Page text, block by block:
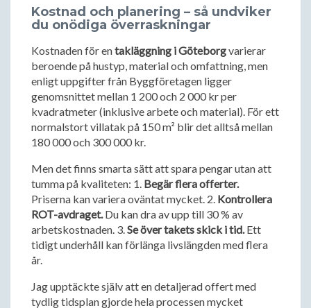
Kostnad och planering – så undviker
du onödiga överraskningar
Kostnaden för entakläggning i Göteborgvarierar
beroende på hustyp, material och omfattning, men
enligt uppgifter från Byggföretagen ligger
genomsnittet mellan 1 200 och 2 000 kr per
kvadratmeter (inklusive arbete och material). För ett
normalstort villatak på 150 m² blir det alltså mellan
180 000 och 300 000 kr.
Men det finns smarta sätt att spara pengar utan att
tumma på kvaliteten: 1. Begär flera offerter.
Priserna kan variera oväntat mycket. 2. Kontrollera
ROT-avdraget.Du kan dra av upp till 30 % av
arbetskostnaden. 3.Se över takets skick i tid.Ett
tidigt underhåll kan förlänga livslängden med flera
år.
Jag upptäckte själv att en detaljerad offert med
tydlig tidsplan gjorde hela processen mycket